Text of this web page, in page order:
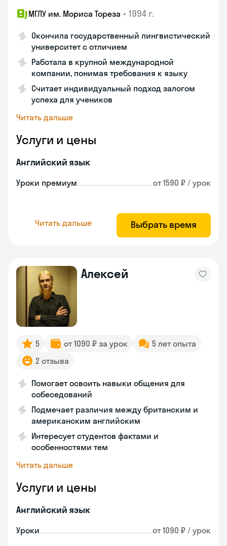
МГЛУ им. Мориса Тореза • 1994 г.
Окончила государственный лингвистический
университет с отличием
Работала в крупной международной
компании, понимая требования к языку
Считает индивидуальный подход залогом
успеха для учеников
Читать дальше
Услуги и цены
Английский язык
Уроки премиум от 1590 ₽ / урок
Читать дальше Выбрать время
Алексей
5 от 1090 ₽ за урок
5 лет опыта
2 отзыва
Помогает освоить навыки общения для
собеседований
Подмечает различия между британским и
американским английским
Интересует студентов фактами и
особенностями тем
Читать дальше
Услуги и цены
Английский язык
Уроки от 1090 ₽ / урок